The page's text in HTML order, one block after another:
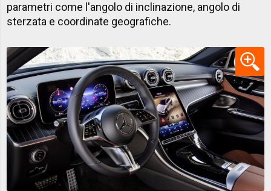
parametri come l'angolo di inclinazione, angolo di
sterzata e coordinate geografiche.